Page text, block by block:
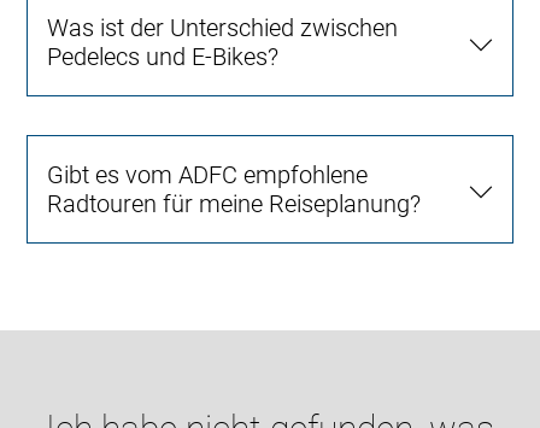
Was ist der Unterschied zwischen
Pedelecs und E-Bikes?
Gibt es vom ADFC empfohlene
Radtouren für meine Reiseplanung?